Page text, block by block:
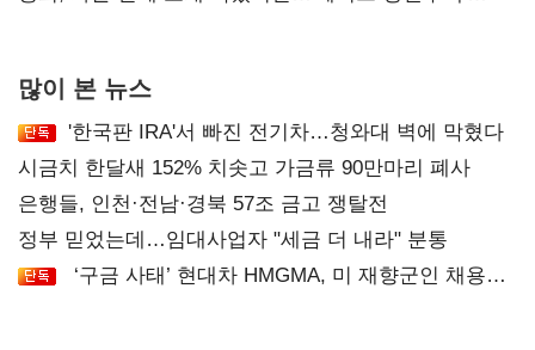
많이 본 뉴스
'한국판 IRA'서 빠진 전기차…청와대 벽에 막혔다
시금치 한달새 152% 치솟고 가금류 90만마리 폐사
은행들, 인천·전남·경북 57조 금고 쟁탈전
정부 믿었는데…임대사업자 "세금 더 내라" 분통
‘구금 사태’ 현대차 HMGMA, 미 재향군인 채용